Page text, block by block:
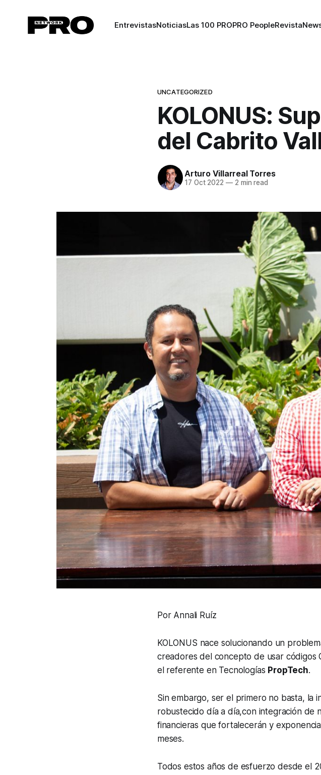
EntrevistasNoticiasLas 100 PROPRO PeopleRevista
UNCATEGORIZED
KOLONUS:
del Cabrito
Arturo Villarreal Torres
17 Oct 2022 —2 min read
Por Annali Ruíz
KOLONUS nace solucionando un
creadores del concepto de usar códigos
el referente en Tecnologías PropTech.
Sin embargo, ser el primero no basta, la
robustecido día a día,con integración de
financieras que fortalecerán y
meses.
Todos estos años de esfuerzo desde el